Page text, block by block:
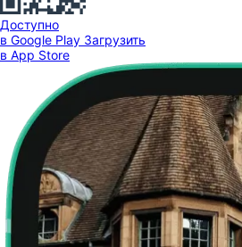
Доступно
в Google Play Загрузить
в App Store